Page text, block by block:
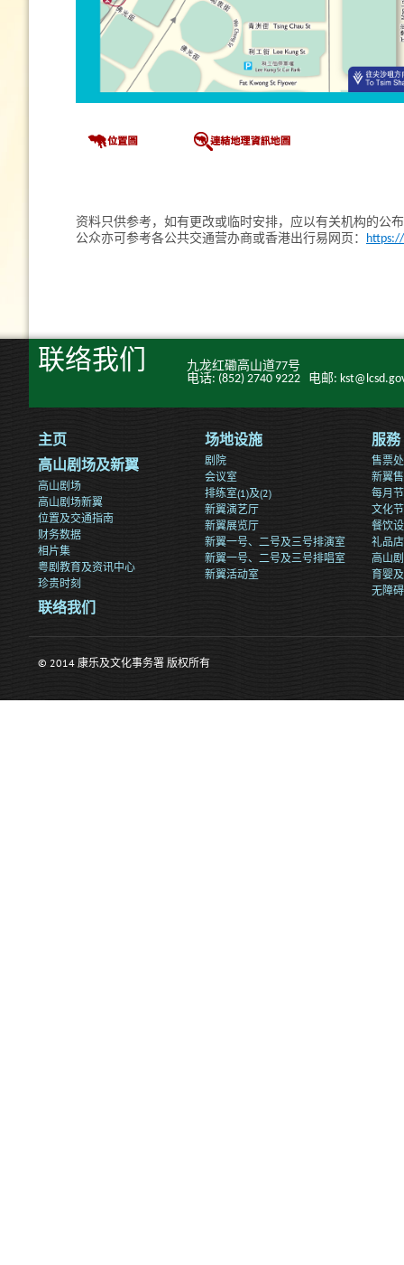
资料只供参考，如有更改或临时安排，应以有关机构的公
公众亦可参考各公共交通营办商或香港出行易网页：
联络我们
九龙红磡高山道77号
电话: (852) 2740 9222 电邮:
主页
高山剧场及新翼
高山剧场
高山剧场新翼
位置及交通指南
财务数据
相片集
粤剧教育及资讯中心
珍贵时刻
联络我们
场地设施
剧院
会议室
排练室(1)及(2)
新翼演艺厅
新翼展览厅
新翼一号、二号及三号排演室
新翼一号、二号及三号排唱室
新翼活动室
服務
售票处
新翼
每月
文化
餐饮
礼品店
高山
育婴
无障
© 2014 康乐及文化事务署 版权所有